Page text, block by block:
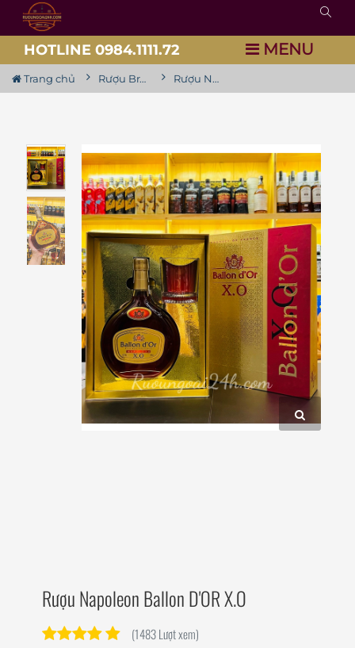
HOTLINE 0984.1111.72 MENU
Trang chủ Rượu Brandy Rượu Napoleon Ballon D'OR X.O
Rượu Napoleon Ballon D'OR X.O
(1483 Lượt xem)